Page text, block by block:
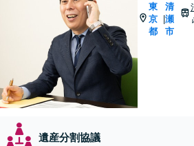
東
京
都
清
瀬
市
遺産分割協議